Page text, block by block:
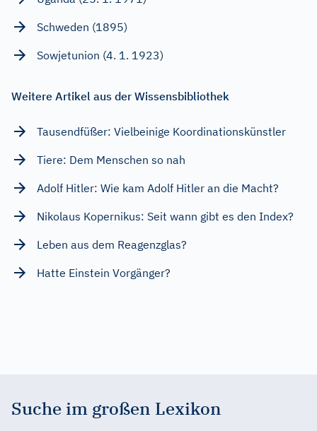
Schweden (1895)
Sowjetunion (4. 1. 1923)
Weitere Artikel aus der Wissensbibliothek
Tausendfüßer: Vielbeinige Koordinationskünstler
Tiere: Dem Menschen so nah
Adolf Hitler: Wie kam Adolf Hitler an die Macht?
Nikolaus Kopernikus: Seit wann gibt es den Index?
Leben aus dem Reagenzglas?
Hatte Einstein Vorgänger?
Suche im großen Lexikon